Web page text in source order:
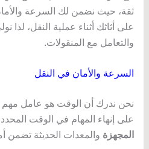
ثقة، حيث نضمن لك السرعة
على أثاثك أثناء عملية النقل، لذا
والتعامل مع المنقولات.
السرعة والأمان في النقل
نحن ندرك أن الوقت هو عامل مهم
على إنهاء المهام في الوقت
المجهزة والمعدات الحديثة تضمن